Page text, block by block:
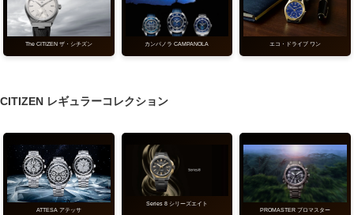
The CITIZEN ザ・シチズン カンパノラ CAMPANOLA エコ・ドライブ ワン
CITIZEN レギュラーコレクション
ATTESA アテッサ
Series 8 シリーズエイト
PROMASTER プロマスター